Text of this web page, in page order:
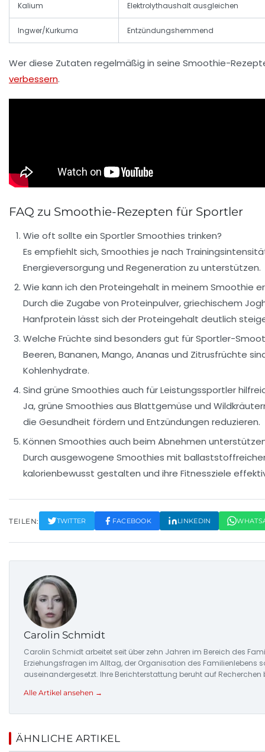
Kalium Elektrolythaushalt ausgleichen
Ingwer/Kurkuma Entzündungshemmend
Wer diese Zutaten regelmäßig in seine Smoothie-
verbessern.
FAQ zu Smoothie-Rezepten für Sportler
Wie oft sollte ein Sportler Smoothies trinken?
Es empfiehlt sich, Smoothies je nach
Energieversorgung und Regeneration zu unterstützen.
Wie kann ich den Proteingehalt in meinem Smoothie
Durch die Zugabe von Proteinpulver, griechischem
Hanfprotein lässt sich der Proteingehalt deutlich
Welche Früchte sind besonders gut für Sportler-
Beeren, Bananen, Mango, Ananas und Zitrusfrüchte
Kohlenhydrate.
Sind grüne Smoothies auch für Leistungssportler
Ja, grüne Smoothies aus Blattgemüse und
die Gesundheit fördern und Entzündungen reduzieren.
Können Smoothies auch beim Abnehmen
Durch ausgewogene Smoothies mit
kalorienbewusst gestalten und ihre Fitnessziele
TEILEN: TWITTER FACEBOOK LINKEDIN
Carolin Schmidt
Carolin Schmidt arbeitet seit über zehn Jahren im Bereich des
Erziehungsfragen im Alltag, der Organisation des Familienlebens
auseinandergesetzt. Ihre Berichterstattung beruht auf
Alle Artikel ansehen →
ÄHNLICHE ARTIKEL